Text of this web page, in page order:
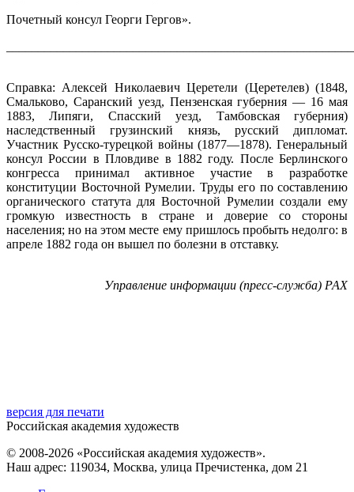
Почетный консул Георги Гергов».
Справка: Алексей Николаевич Церетели (Церетелев) (1848,
Смальково, Саранский уезд, Пензенская губерния — 16 мая
1883, Липяги, Спасский уезд, Тамбовская губерния)
наследственный грузинский князь, русский дипломат.
Участник Русско-турецкой войны (1877—1878). Генеральный
консул России в Пловдиве в 1882 году. После Берлинского
конгресса принимал активное участие в разработке
конституции Восточной Румелии. Труды его по составлению
органического статута для Восточной Румелии создали ему
громкую известность в стране и доверие со стороны
населения; но на этом месте ему пришлось пробыть недолго: в
апреле 1882 года он вышел по болезни в отставку.
Управление информации (пресс-служба) РАХ
версия для печати
Российская академия художеств
© 2008-2026 «Российская академия художеств».
Наш адрес: 119034, Москва, улица Пречистенка, дом 21